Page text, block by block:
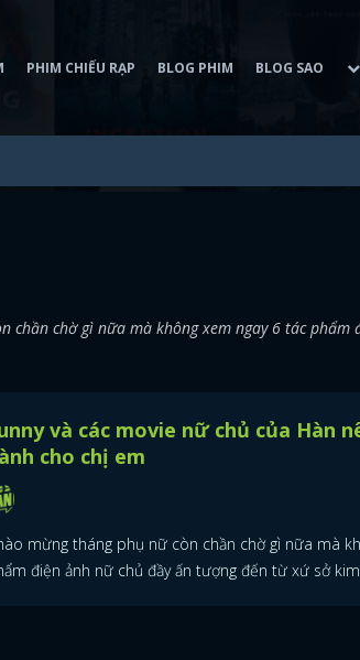
PHIM CHIẾU RẠP BLOG PHIM BLOG SAO
chần chờ gì nữa mà không xem ngay 6 tác phẩm
và các movie nữ chủ của Hàn
cho chị em
mừng tháng phụ nữ còn chần chờ gì nữa mà
điện ảnh nữ chủ đầy ấn tượng đến từ xứ sở kim